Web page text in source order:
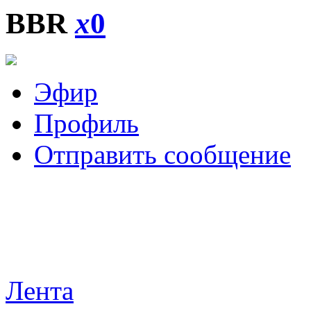
BBRx0
Эфир
Профиль
Отправить сообщение
Лента